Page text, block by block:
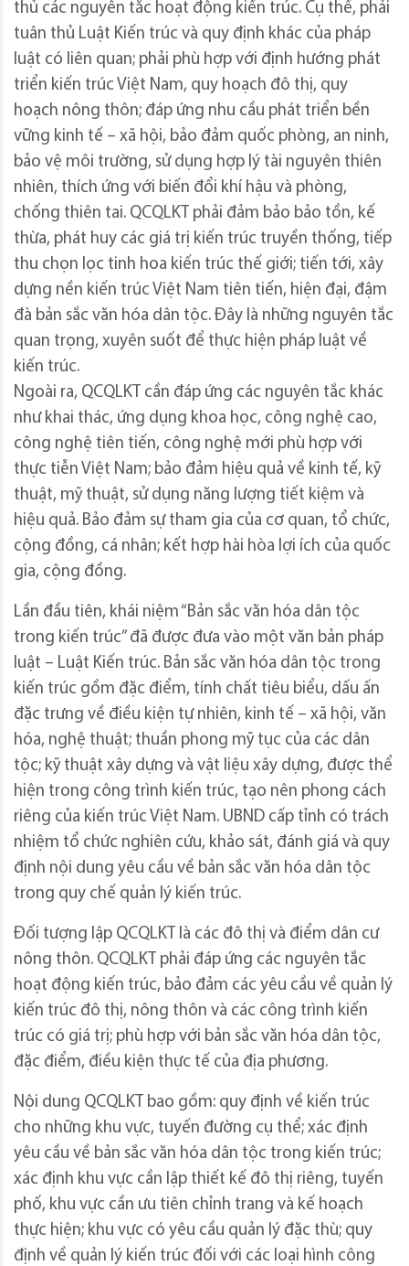
thủ các nguyên tắc hoạt động kiến trúc. Cụ thể, phải
tuân thủ Luật Kiến trúc và quy định khác của pháp
luật có liên quan; phải phù hợp với định hướng phát
triển kiến trúc Việt Nam, quy hoạch đô thị, quy
hoạch nông thôn; đáp ứng nhu cầu phát triển bền
vững kinh tế – xã hội, bảo đảm quốc phòng, an ninh,
bảo vệ môi trường, sử dụng hợp lý tài nguyên thiên
nhiên, thích ứng với biến đổi khí hậu và phòng,
chống thiên tai. QCQLKT phải đảm bảo bảo tồn, kế
thừa, phát huy các giá trị kiến trúc truyền thống, tiếp
thu chọn lọc tinh hoa kiến trúc thế giới; tiến tới, xây
dựng nền kiến trúc Việt Nam tiên tiến, hiện đại, đậm
đà bản sắc văn hóa dân tộc. Đây là những nguyên tắc
quan trọng, xuyên suốt để thực hiện pháp luật về
kiến trúc.
Ngoài ra, QCQLKT cần đáp ứng các nguyên tắc khác
như khai thác, ứng dụng khoa học, công nghệ cao,
công nghệ tiên tiến, công nghệ mới phù hợp với
thực tiễn Việt Nam; bảo đảm hiệu quả về kinh tế, kỹ
thuật, mỹ thuật, sử dụng năng lượng tiết kiệm và
hiệu quả. Bảo đảm sự tham gia của cơ quan, tổ chức,
cộng đồng, cá nhân; kết hợp hài hòa lợi ích của quốc
gia, cộng đồng.
Lần đầu tiên, khái niệm “Bản sắc văn hóa dân tộc
trong kiến trúc” đã được đưa vào một văn bản pháp
luật – Luật Kiến trúc. Bản sắc văn hóa dân tộc trong
kiến trúc gồm đặc điểm, tính chất tiêu biểu, dấu ấn
đặc trưng về điều kiện tự nhiên, kinh tế – xã hội, văn
hóa, nghệ thuật; thuần phong mỹ tục của các dân
tộc; kỹ thuật xây dựng và vật liệu xây dựng, được thể
hiện trong công trình kiến trúc, tạo nên phong cách
riêng của kiến trúc Việt Nam. UBND cấp tỉnh có trách
nhiệm tổ chức nghiên cứu, khảo sát, đánh giá và quy
định nội dung yêu cầu về bản sắc văn hóa dân tộc
trong quy chế quản lý kiến trúc.
Đối tượng lập QCQLKT là các đô thị và điểm dân cư
nông thôn. QCQLKT phải đáp ứng các nguyên tắc
hoạt động kiến trúc, bảo đảm các yêu cầu về quản lý
kiến trúc đô thị, nông thôn và các công trình kiến
trúc có giá trị; phù hợp với bản sắc văn hóa dân tộc,
đặc điểm, điều kiện thực tế của địa phương.
Nội dung QCQLKT bao gồm: quy định về kiến trúc
cho những khu vực, tuyến đường cụ thể; xác định
yêu cầu về bản sắc văn hóa dân tộc trong kiến trúc;
xác định khu vực cần lập thiết kế đô thị riêng, tuyến
phố, khu vực cần ưu tiên chỉnh trang và kế hoạch
thực hiện; khu vực có yêu cầu quản lý đặc thù; quy
định về quản lý kiến trúc đối với các loại hình công